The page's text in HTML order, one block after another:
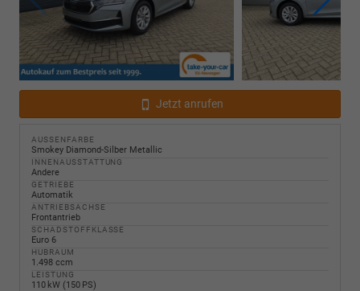
Jetzt anrufen
AUSSENFARBE
Smokey Diamond-Silber Metallic
INNENAUSSTATTUNG
Andere
GETRIEBE
Automatik
ANTRIEBSACHSE
Frontantrieb
SCHADSTOFFKLASSE
Euro 6
HUBRAUM
1.498 ccm
LEISTUNG
110 kW (150 PS)